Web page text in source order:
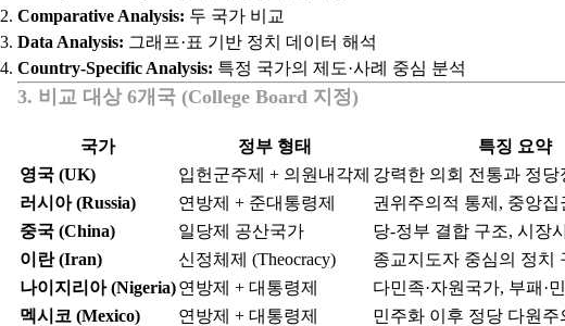
Comparative Analysis: 두 국가 비교
Data Analysis: 그래프·표 기반 정치 데이터 해석
Country-Specific Analysis: 특정 국가의 제도·사례 중심 분석
3. 비교 대상 6개국 (College Board 지정)
국가 정부 형태
특징 요약
영국 (UK)
입헌군주제 + 의원내각제 강력한 의회 전통과 정당
러시아 (Russia)
연방제 + 준대통령제
권위주의적 통제, 중앙집
중국 (China)
일당제 공산국가
당-정부 결합 구조, 시장
이란 (Iran)
신정체제 (Theocracy)
종교지도자 중심의 정치
나이지리아 (Nigeria)연방제 + 대통령제
다민족·자원국가, 부패·
멕시코 (Mexico)
연방제 + 대통령제
민주화 이후 정당 다원주